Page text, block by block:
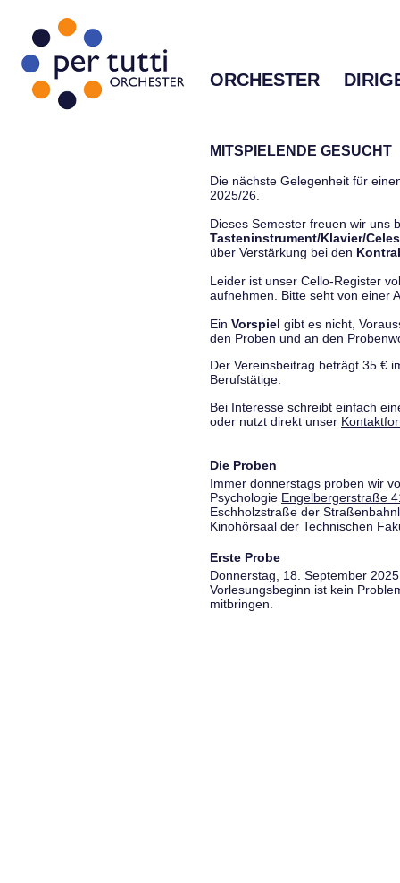
ORCHESTER
MITSPIELENDE GESUCHT
Die nächste Gelegenheit für
2025/26.
Dieses Semester freuen wir uns
Tasteninstrument/Klavier/
über Verstärkung bei den
Leider ist unser Cello-Register
aufnehmen. Bitte seht von einer
Ein Vorspiel gibt es nicht,
den Proben und an den
Der Vereinsbeitrag beträgt 35 €
Berufstätige.
Bei Interesse schreibt einfach
oder nutzt direkt unser
Die Proben
Immer donnerstags proben wir
Psychologie Engelbergerstraße
Eschholzstraße der
Kinohörsaal der Technischen
Erste Probe
Donnerstag, 18. September
Vorlesungsbeginn ist kein
mitbringen.